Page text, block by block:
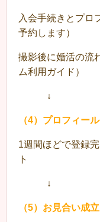
入会手続きとプロ
予約します）
撮影後に婚活の流
ム利用ガイド）
↓
（4）プロフィー
1週間ほどで登録
ト
↓
（5）お見合い成立